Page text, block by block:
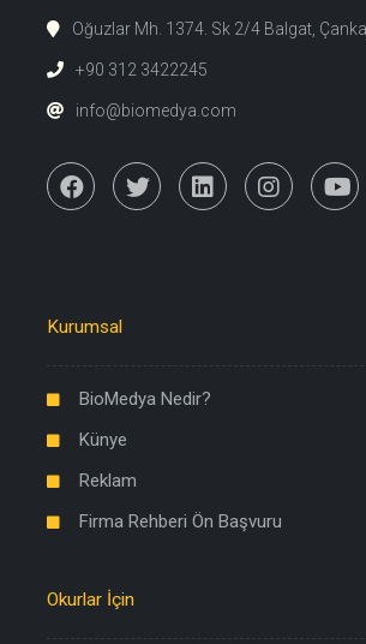
Oğuzlar Mh. 1374. Sk 2/4 Balgat,
+90 312 3422245
info@biomedya.com
Kurumsal
BioMedya Nedir?
Künye
Reklam
Firma Rehberi Ön Başvuru
Okurlar İçin